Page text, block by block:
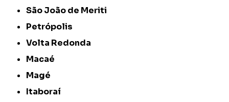
São João de Meriti
Petrópolis
Volta Redonda
Macaé
Magé
Itaboraí